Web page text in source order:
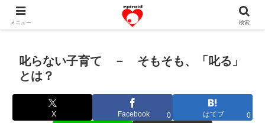
恋愛共感エピソード。あなたのストーリーを変えていく！。
叱らない子育て － そもそも、「叱る」
とは？
X Facebook 0 はてブ 0
メニュー 検索